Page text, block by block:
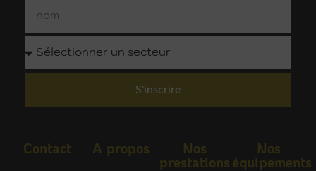
S'inscrire
Contact A propos
Nos
prestations
Nos
équipements